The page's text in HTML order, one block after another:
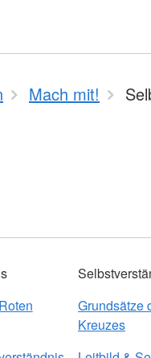
Mach mit!
Grundsätze
Kreuzes